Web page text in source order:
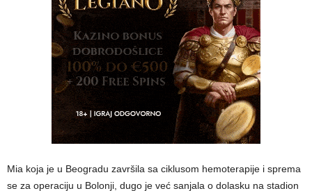
Mia koja je u Beogradu završila sa ciklusom hemoterapije i sprema
se za operaciju u Bolonji, dugo je već sanjala o dolasku na stadion